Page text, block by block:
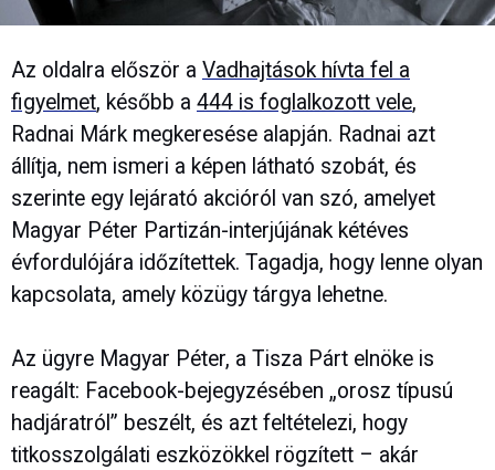
Az oldalra először a Vadhajtások hívta fel a
figyelmet, később a 444 is foglalkozott vele,
Radnai Márk megkeresése alapján. Radnai azt
állítja, nem ismeri a képen látható szobát, és
szerinte egy lejárató akcióról van szó, amelyet
Magyar Péter Partizán-interjújának kétéves
évfordulójára időzítettek. Tagadja, hogy lenne olyan
kapcsolata, amely közügy tárgya lehetne.
Az ügyre Magyar Péter, a Tisza Párt elnöke is
reagált: Facebook-bejegyzésében „orosz típusú
hadjáratról” beszélt, és azt feltételezi, hogy
titkosszolgálati eszközökkel rögzített – akár